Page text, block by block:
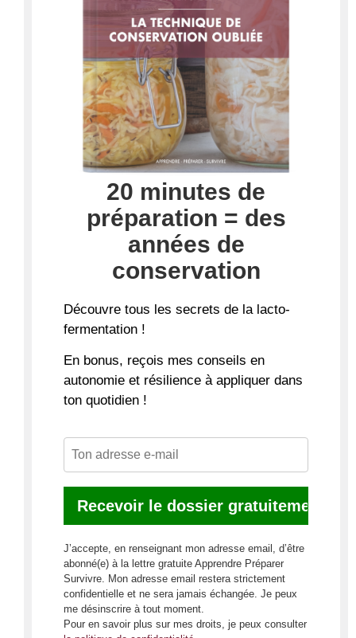
20 minutes de
préparation = des
années de
conservation
Découvre tous les secrets de la lacto-
fermentation !
En bonus, reçois mes conseils en
autonomie et résilience à appliquer dans
ton quotidien !
J’accepte, en renseignant mon adresse email, d’être
abonné(e) à la lettre gratuite Apprendre Préparer
Survivre. Mon adresse email restera strictement
confidentielle et ne sera jamais échangée. Je peux
me désinscrire à tout moment.
Pour en savoir plus sur mes droits, je peux consulter